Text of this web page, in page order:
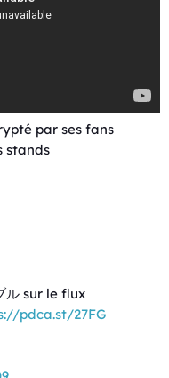
par ses fans
stands
ル sur le flux
pdca.st/27FG